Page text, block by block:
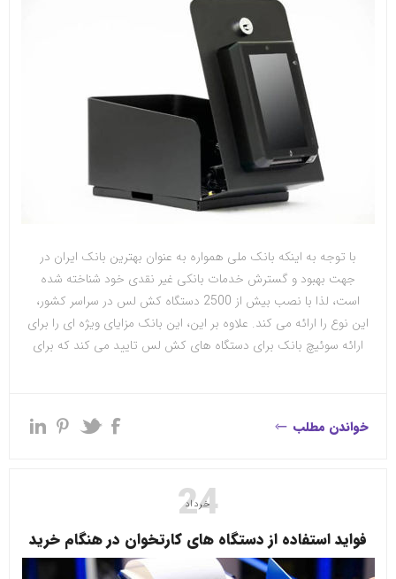
با توجه به اینکه بانک ملی همواره به عنوان بهترین بانک ایران در
جهت بهبود و گسترش خدمات بانکی غیر نقدی خود شناخته شده
است، لذا با نصب بیش از 2500 دستگاه کش لس در سراسر کشور،
این نوع را ارائه می کند. علاوه بر این، این بانک مزایای ویژه ای را برای
ارائه سوئیچ بانک برای دستگاه های کش لس تایید می کند که برای
خواندن مطلب
24
خرداد
فواید استفاده از دستگاه های کارتخوان در هنگام خرید